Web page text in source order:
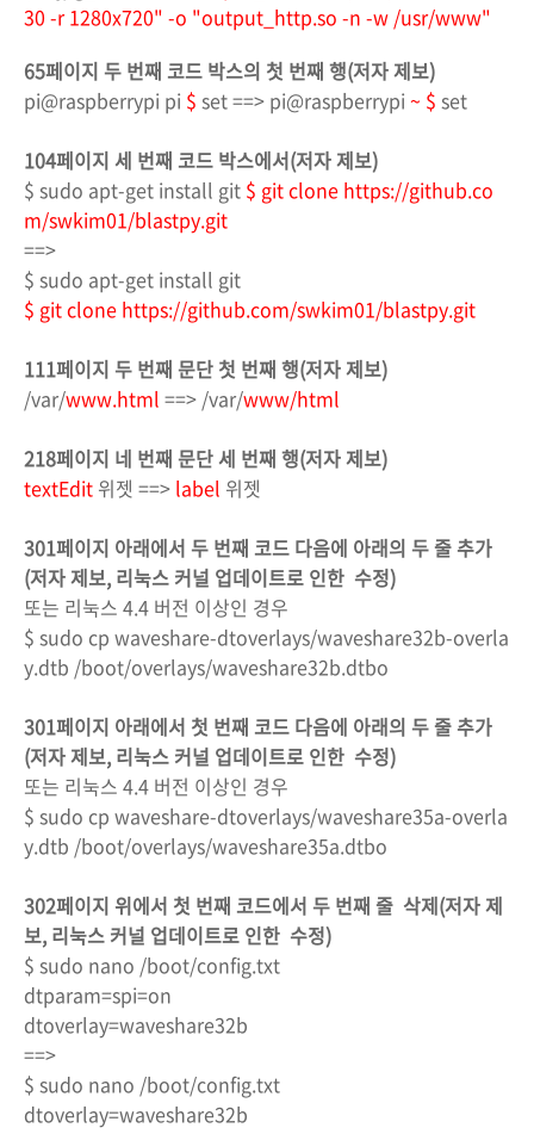
30 -r 1280x720" -o "output_http.so -n -w /usr/www"
65페이지 두 번째 코드 박스의 첫 번째 행(저자 제보)
pi@raspberrypi pi $ set ==> pi@raspberrypi ~ $ set
104페이지 세 번째 코드 박스에서(저자 제보)
$ sudo apt-get install git $ git clone https://github.co
m/swkim01/blastpy.git
==>
$ sudo apt-get install git
$ git clone https://github.com/swkim01/blastpy.git
111페이지 두 번째 문단 첫 번째 행(저자 제보)
/var/www.html ==> /var/www/html
218페이지 네 번째 문단 세 번째 행(저자 제보)
textEdit 위젯 ==> label 위젯
301페이지 아래에서 두 번째 코드 다음에 아래의 두 줄 추가
(저자 제보, 리눅스 커널 업데이트로 인한 수정)
또는 리눅스 4.4 버전 이상인 경우
$ sudo cp waveshare-dtoverlays/waveshare32b-overla
y.dtb /boot/overlays/waveshare32b.dtbo
301페이지 아래에서 첫 번째 코드 다음에 아래의 두 줄 추가
(저자 제보, 리눅스 커널 업데이트로 인한 수정)
또는 리눅스 4.4 버전 이상인 경우
$ sudo cp waveshare-dtoverlays/waveshare35a-overla
y.dtb /boot/overlays/waveshare35a.dtbo
302페이지 위에서 첫 번째 코드에서 두 번째 줄 삭제(저자 제
보, 리눅스 커널 업데이트로 인한 수정)
$ sudo nano /boot/config.txt
dtparam=spi=on
dtoverlay=waveshare32b
==>
$ sudo nano /boot/config.txt
dtoverlay=waveshare32b